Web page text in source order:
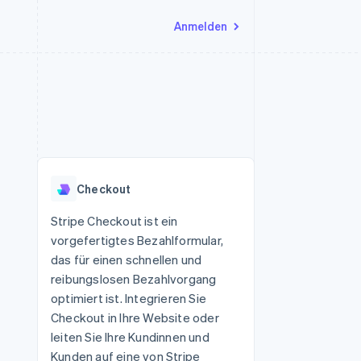
Anmelden
Radar
Start-up-Gründung
Climate
CO₂-Entnahme
Identity
Online-Identitätsprüfung
API-Status
Checkout
Stripe Checkout ist ein
vorgefertigtes Bezahlformular,
das für einen schnellen und
reibungslosen Bezahlvorgang
optimiert ist. Integrieren Sie
Checkout in Ihre Website oder
leiten Sie Ihre Kundinnen und
Kunden auf eine von Stripe